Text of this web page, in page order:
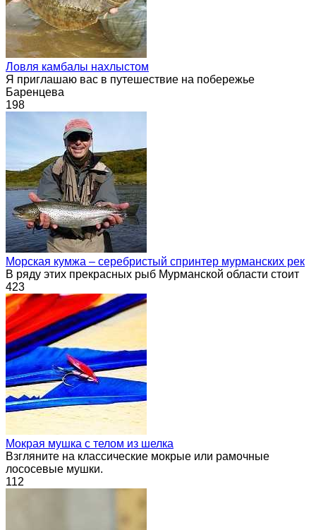
Ловля камбалы нахлыстом
Я приглашаю вас в путешествие на побережье
Баренцева
198
Морская кумжа – cеребристый спринтер мурманских рек
В ряду этих прекрасных рыб Мурманской области стоит
423
Мокрая мушка с телом из шелка
Взгляните на классические мокрые или рамочные
лососевые мушки.
112